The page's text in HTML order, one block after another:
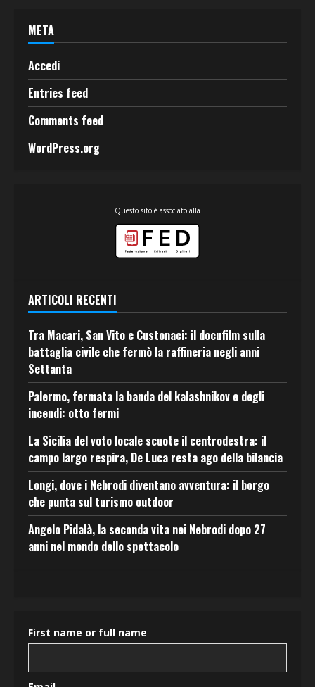
META
Accedi
Entries feed
Comments feed
WordPress.org
Questo sito è associato alla
ARTICOLI RECENTI
Tra Macari, San Vito e Custonaci: il docufilm sulla
battaglia civile che fermò la raffineria negli anni
Settanta
Palermo, fermata la banda del kalashnikov e degli
incendi: otto fermi
La Sicilia del voto locale scuote il centrodestra: il
campo largo respira, De Luca resta ago della bilancia
Longi, dove i Nebrodi diventano avventura: il borgo
che punta sul turismo outdoor
Angelo Pidalà, la seconda vita nei Nebrodi dopo 27
anni nel mondo dello spettacolo
First name or full name